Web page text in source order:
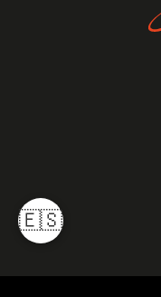
🇪🇸